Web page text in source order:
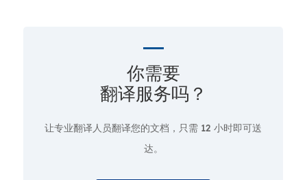
你需要
翻译服务吗？
让专业翻译人员翻译您的文档，只需 12 小时即可送
达。